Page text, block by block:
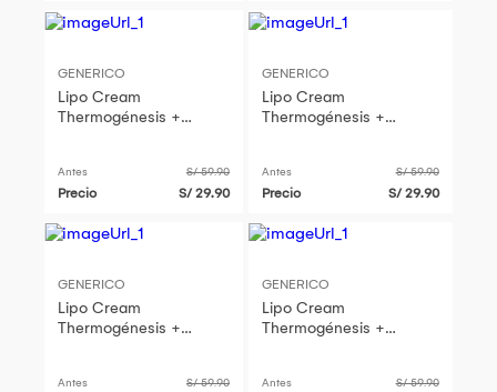
GENERICO
Lipo Cream
Thermogénesis +
Antes S/ 59.90
Precio S/ 29.90
GENERICO
Lipo Cream
Thermogénesis +
Antes S/ 59.90
Precio S/ 29.90
GENERICO
Lipo Cream
Thermogénesis +
Antes S/ 59.90
GENERICO
Lipo Cream
Thermogénesis +
Antes S/ 59.90